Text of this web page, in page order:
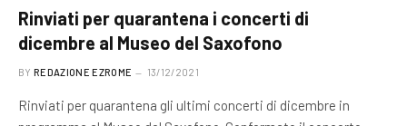
Rinviati per quarantena i concerti di
dicembre al Museo del Saxofono
BY REDAZIONE EZROME 13/12/2021
Rinviati per quarantena gli ultimi concerti di dicembre in